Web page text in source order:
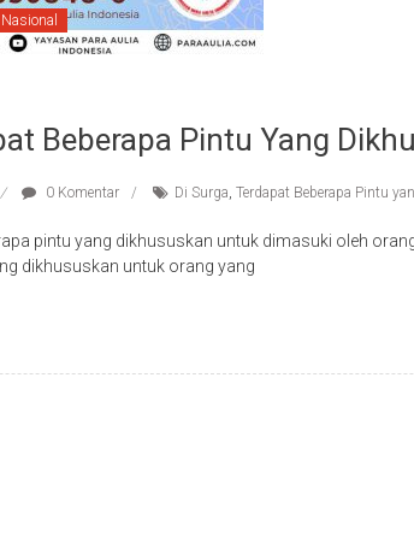
Nasional
Beberapa Pintu Yang
0 Komentar Di Surga, Terdapat Beberapa Pintu
pintu yang dikhususkan untuk dimasuki oleh
dikhususkan untuk orang yang